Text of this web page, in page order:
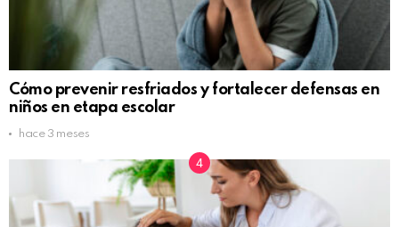
Cómo prevenir resfriados y fortalecer defensas en
niños en etapa escolar
hace 3 meses